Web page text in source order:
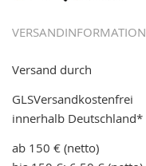
VERSANDINFORMATION
Versand durch
GLSVersandkostenfrei
innerhalb Deutschland*
ab 150 € (netto)